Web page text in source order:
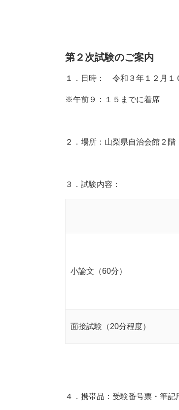
第２次試験のご案内
１．日時： 令和３年１２月１
※午前９：１５までに着席
２．場所：山梨県自治会館２
３．試験内容：
小論文（60分）
面接試験（20分程度）
４．携帯品：受験番号票・筆記